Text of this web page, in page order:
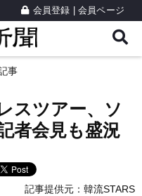
会員登録 会員ページ
事
スツアー、ソ
者会見も盛況
記事提供元： 韓流STARS